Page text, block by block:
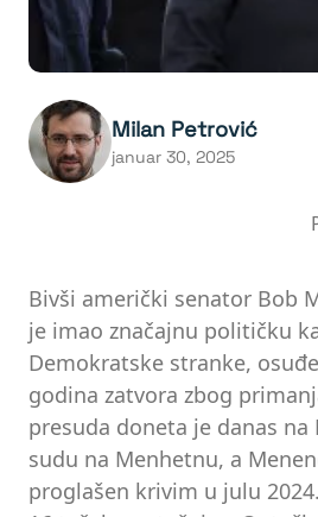
Milan Petrović
januar 30, 2025
Bivši američki senator Bob
je imao značajnu političku
Demokratske stranke,
godina zatvora zbog
presuda doneta je danas na
sudu na Menhetnu, a
proglašen krivim u julu